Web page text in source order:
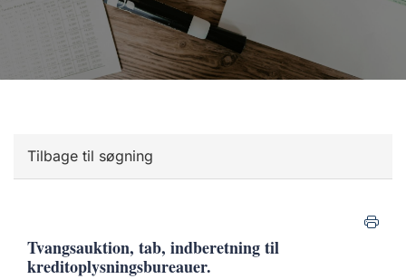
Tilbage til søgning
Tvangsauktion, tab, indberetning til
kreditoplysningsbureauer.